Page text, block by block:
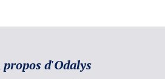
propos d'Odalys